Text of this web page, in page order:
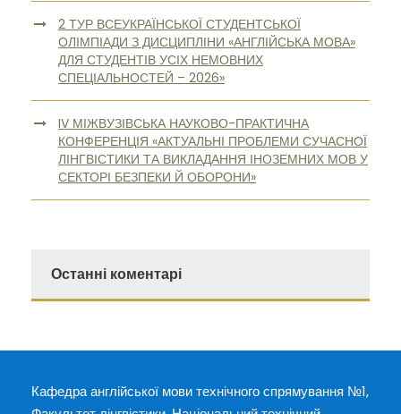
2 ТУР ВСЕУКРАЇНСЬКОЇ СТУДЕНТСЬКОЇ
ОЛІМПІАДИ З ДИСЦИПЛІНИ «АНГЛІЙСЬКА МОВА»
ДЛЯ СТУДЕНТІВ УСІХ НЕМОВНИХ
СПЕЦІАЛЬНОСТЕЙ – 2026»
IV МІЖВУЗІВСЬКА НАУКОВО-ПРАКТИЧНА
КОНФЕРЕНЦІЯ «АКТУАЛЬНІ ПРОБЛЕМИ СУЧАСНОЇ
ЛІНГВІСТИКИ ТА ВИКЛАДАННЯ ІНОЗЕМНИХ МОВ У
СЕКТОРІ БЕЗПЕКИ Й ОБОРОНИ»
Останні коментарі
Кафедра англійської мови технічного спрямування №1,